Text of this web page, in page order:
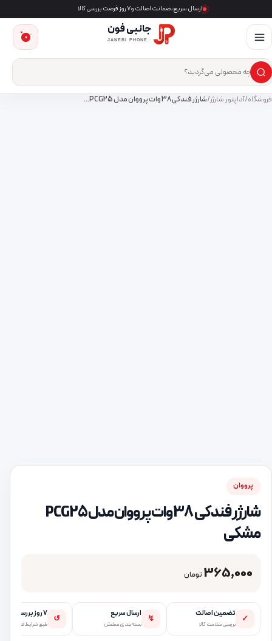
ارسال سریع، ضمانت اصالت و ۷ روز فرصت بررسی کالا
جانبی فون
JANEBI PHONE
جست‌وجوی محصول
×
0
فروشگاه/آداپتور شارژر/شارژر فندکی 38 وات پرووان مدل PCG25…
پرووان
شارژر فندکی 38 وات پرووان مدل PCG25
مشکی
365,000 تومان
✓ تضمین اصالت
بررسی سلامت کالا
↯ ارسال سریع
بسته‌بندی مطمئن
↺ ۷ روز بررسی
طبق شرایط فروشگاه